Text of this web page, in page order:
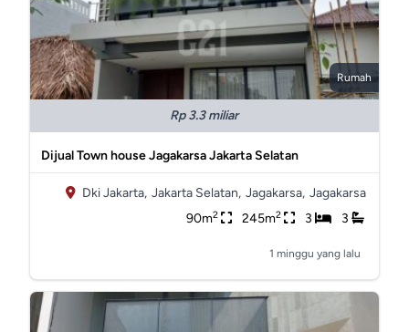
Rumah
Rp 3.3 miliar
Dijual Town house Jagakarsa Jakarta Selatan
Dki Jakarta, Jakarta Selatan, Jagakarsa, Jagakarsa
90m2 245m2 3 3
1 minggu yang lalu